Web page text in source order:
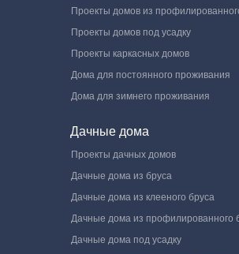
Проекты домов из
Проекты домов под усадку
Проекты каркасных домов
Дома для постоянного проживания
Дома для зимнего проживания
Дачные дома
Проекты дачных домов
Дачные дома из бруса
Дачные дома из клееного бруса
Дачные дома из профилированного
Дачные дома под усадку